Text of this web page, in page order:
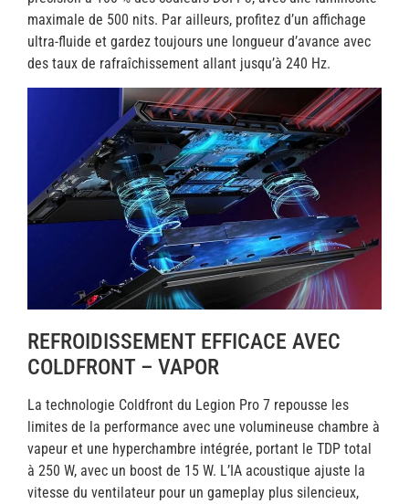
maximale de 500 nits. Par ailleurs, profitez d’un affichage
ultra-fluide et gardez toujours une longueur d’avance avec
des taux de rafraîchissement allant jusqu’à 240 Hz.
REFROIDISSEMENT EFFICACE AVEC
COLDFRONT – VAPOR
La technologie Coldfront du Legion Pro 7 repousse les
limites de la performance avec une volumineuse chambre à
vapeur et une hyperchambre intégrée, portant le TDP total
à 250 W, avec un boost de 15 W. L’IA acoustique ajuste la
vitesse du ventilateur pour un gameplay plus silencieux,